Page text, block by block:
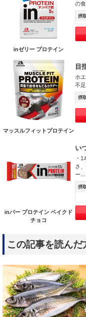
inゼリー プロテイン
の
摂
マッスルフィットプロテイン
目
ホ
不
摂
inバー プロテイン ベイクド
チョコ
い
・
さ
ー...
摂
この記事を読ん